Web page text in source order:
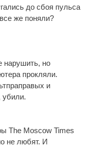
до сбоя пульса
же поняли?
нарушить, но
прокляли.
и
убили.
The Moscow Times
не любят. И